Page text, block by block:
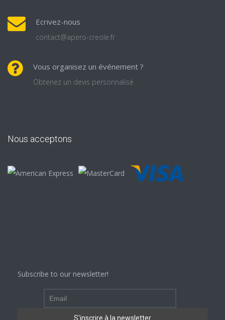
Ecrivez-nous
contact@apero-creole.fr
Vous organisez un événement ?
Obtenez un devis personnalisé
Nous acceptons
Subscribe to our newsletter!